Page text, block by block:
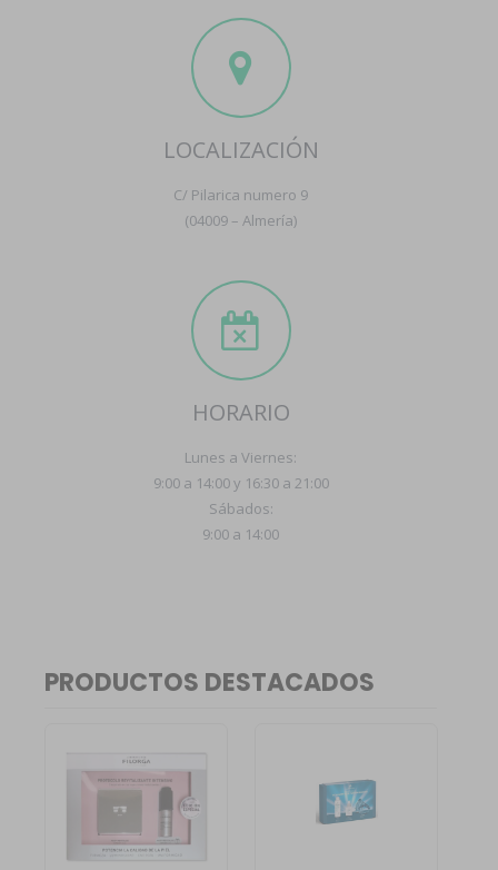
LOCALIZACIÓN
C/ Pilarica numero 9
(04009 – Almería)
HORARIO
Lunes a Viernes:
9:00 a 14:00 y 16:30 a 21:00
Sábados:
9:00 a 14:00